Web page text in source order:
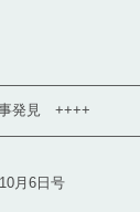
発見 ++++
月6日号